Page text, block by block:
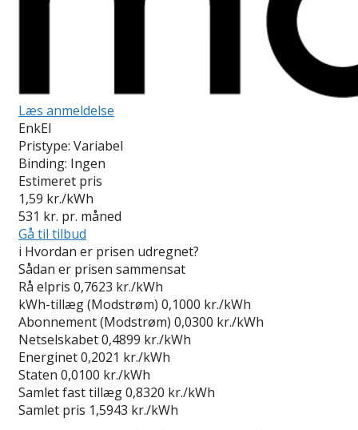
Læs anmeldelse
EnkEl
Pristype: Variabel
Binding: Ingen
Estimeret pris
1,59 kr./kWh
531 kr. pr. måned
Gå til tilbud
i Hvordan er prisen udregnet?
Sådan er prisen sammensat
Rå elpris 0,7623 kr./kWh
kWh-tillæg (Modstrøm) 0,1000 kr./kWh
Abonnement (Modstrøm) 0,0300 kr./kWh
Netselskabet0,4899 kr./kWh
Energinet0,2021 kr./kWh
Staten 0,0100 kr./kWh
Samlet fast tillæg0,8320 kr./kWh
Samlet pris 1,5943 kr./kWh